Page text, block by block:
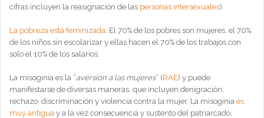
cifras incluyen la reasignación de las personas intersexuales).
La pobreza está feminizada: El 70% de los pobres son mujeres, el 70%
de los niños sin escolarizar y ellas hacen el 70% de los trabajos con
solo el 10% de los salarios.
La misoginia es la “aversión a las mujeres” (RAE) y puede
manifestarse de diversas maneras, que incluyen denigración,
rechazo, discriminación y violencia contra la mujer. La misoginia es
muy antigua y a la vez consecuencia y sustento del patriarcado.